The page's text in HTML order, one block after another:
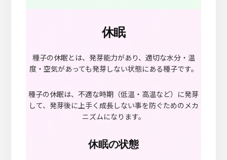
休眠
種子の休眠とは、発芽能力があり、適切な水分・温
度・空気があっても発芽しない状態にある種子です。
種子の休眠は、不適な時期（低温・高温など）に発芽
して、発芽後に上手く成長しない事を防ぐためのメカ
ニズムになります。
休眠の状態